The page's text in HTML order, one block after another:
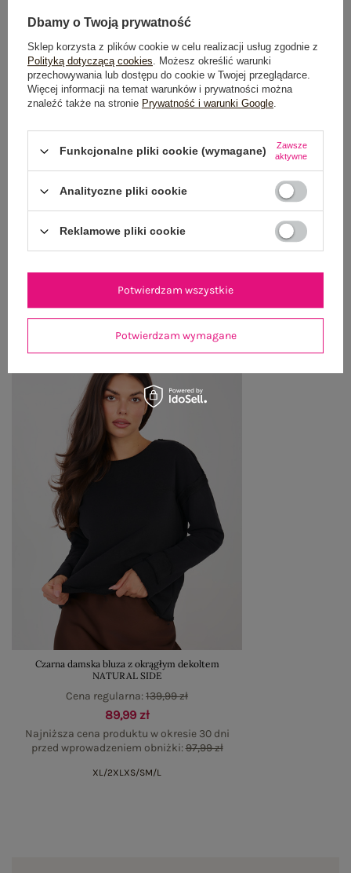
OPIS PRODUKTU
OPINIE O PRODUKCIE (0)
WYSYŁKA I DOSTAWA
OSTATNIO OGLĄDANE
Zobacz wszystko
Czarna damska bluza z okrągłym dekoltem
NATURAL SIDE
89,99 zł
Najniższa cena produktu w okresie 30 dni
przed wprowadzeniem obniżki:97,99 zł
Cena regularna:139,99 zł
XL/2XLXS/SM/L
Dbamy o Twoją prywatność
Sklep korzysta z plików cookie w celu realizacji usług zgodnie z
Polityką dotyczącą cookies. Możesz określić warunki
przechowywania lub dostępu do cookie w Twojej przeglądarce.
Więcej informacji na temat warunków i prywatności można
znaleźć także na stronie Prywatność i warunki Google.
Funkcjonalne pliki cookie (wymagane)
Zawsze
aktywne
Analityczne pliki cookie
Reklamowe pliki cookie
Potwierdzam wymagane
Potwierdzam wszystkie